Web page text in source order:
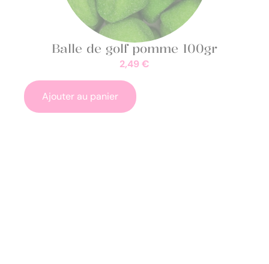
Balle de golf pomme 100gr
2,49 €
Ajouter au panier